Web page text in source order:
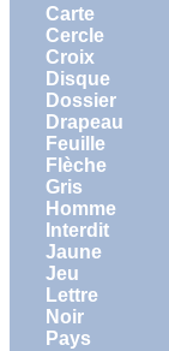
Carte
Cercle
Croix
Disque
Dossier
Drapeau
Feuille
Flèche
Gris
Homme
Interdit
Jaune
Jeu
Lettre
Noir
Pays